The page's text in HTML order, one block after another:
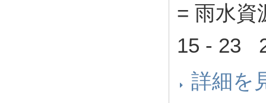
= 雨水
15 - 23
詳細を